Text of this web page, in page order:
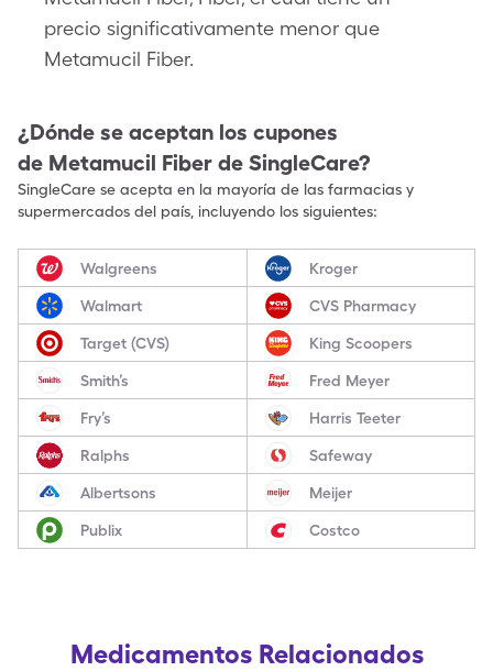
precio significativamente menor que
Metamucil Fiber.
¿Dónde se aceptan los cupones
de Metamucil Fiber de SingleCare?
SingleCare se acepta en la mayoría de las farmacias y
supermercados del país, incluyendo los siguientes:
Walgreens Kroger
Walmart CVS Pharmacy
Target (CVS) King Scoopers
Smith’s Fred Meyer
Fry’s Harris Teeter
Ralphs Safeway
Albertsons Meijer
Publix Costco
Medicamentos Relacionados